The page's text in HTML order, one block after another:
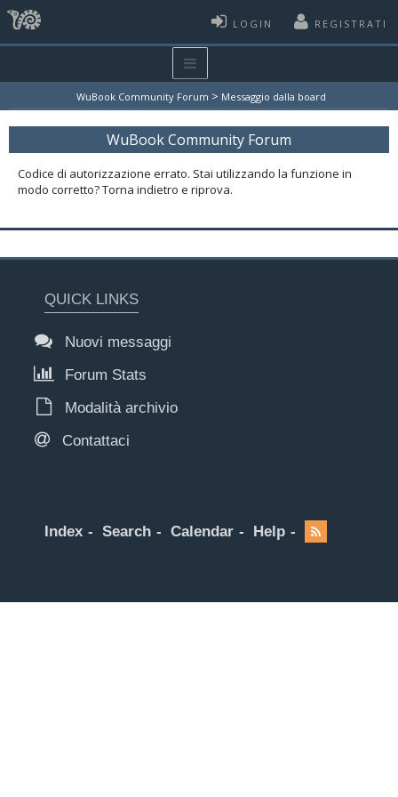
LOGIN REGISTRATI
WuBook Community Forum > Messaggio dalla board
WuBook Community Forum
Codice di autorizzazione errato. Stai utilizzando la funzione in
modo corretto? Torna indietro e riprova.
QUICK LINKS
Nuovi messaggi
Forum Stats
Modalità archivio
Contattaci
Index Search Calendar Help